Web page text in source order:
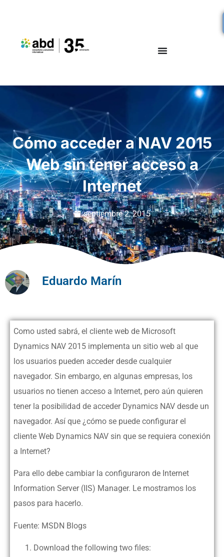
Cómo acceder a NAV 2015
Web sin tener acceso a
Internet
septiembre 2, 2015
Eduardo Marín
Como usted sabrá, el cliente web de Microsoft
Dynamics NAV 2015 implementa un sitio web al que
los usuarios pueden acceder desde cualquier
navegador. Sin embargo, en algunas empresas, los
usuarios no tienen acceso a Internet, pero aún quieren
tener la posibilidad de acceder Dynamics NAV desde un
navegador. Así que ¿cómo se puede configurar el
cliente Web Dynamics NAV sin que se requiera conexión
a Internet?
Para ello debe cambiar la configuraron de Internet
Information Server (IIS) Manager. Le mostramos los
pasos para hacerlo.
Fuente: MSDN Blogs
Download the following two files: